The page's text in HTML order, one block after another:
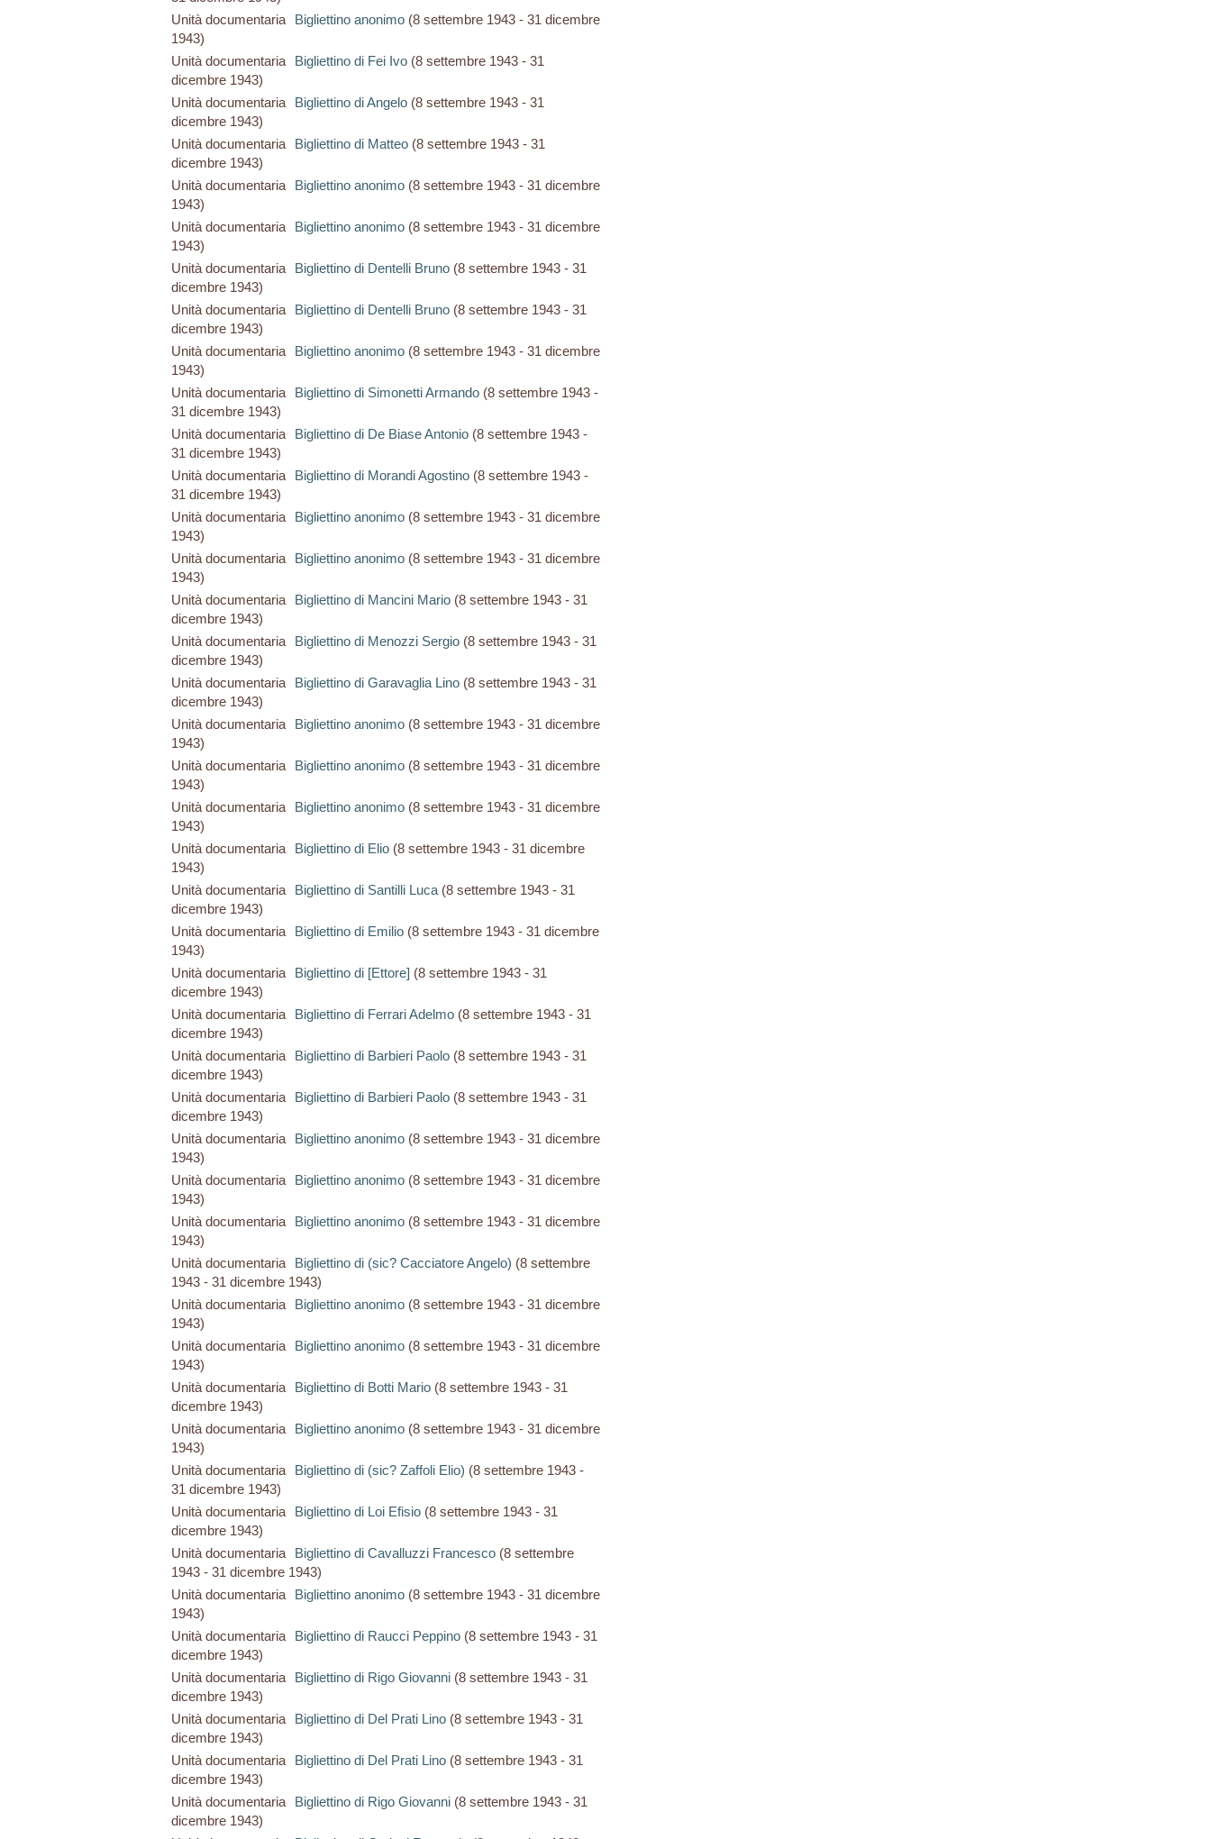
Unità documentaria
Bigliettino anonimo(8 settembre 1943 - 31 dicembre
1943)
Unità documentaria
Bigliettino di Fei Ivo(8 settembre 1943 - 31
dicembre 1943)
Unità documentaria
Bigliettino di Angelo(8 settembre 1943 - 31
dicembre 1943)
Unità documentaria
Bigliettino di Matteo(8 settembre 1943 - 31
dicembre 1943)
Unità documentaria
Bigliettino anonimo(8 settembre 1943 - 31 dicembre
1943)
Unità documentaria
Bigliettino anonimo(8 settembre 1943 - 31 dicembre
1943)
Unità documentaria
Bigliettino di Dentelli Bruno(8 settembre 1943 - 31
dicembre 1943)
Unità documentaria
Bigliettino di Dentelli Bruno(8 settembre 1943 - 31
dicembre 1943)
Unità documentaria
Bigliettino anonimo(8 settembre 1943 - 31 dicembre
1943)
Unità documentaria
Bigliettino di Simonetti Armando(8 settembre 1943 -
31 dicembre 1943)
Unità documentaria
Bigliettino di De Biase Antonio(8 settembre 1943 -
31 dicembre 1943)
Unità documentaria
Bigliettino di Morandi Agostino(8 settembre 1943 -
31 dicembre 1943)
Unità documentaria
Bigliettino anonimo(8 settembre 1943 - 31 dicembre
1943)
Unità documentaria
Bigliettino anonimo(8 settembre 1943 - 31 dicembre
1943)
Unità documentaria
Bigliettino di Mancini Mario(8 settembre 1943 - 31
dicembre 1943)
Unità documentaria
Bigliettino di Menozzi Sergio(8 settembre 1943 - 31
dicembre 1943)
Unità documentaria
Bigliettino di Garavaglia Lino(8 settembre 1943 - 31
dicembre 1943)
Unità documentaria
Bigliettino anonimo (8 settembre 1943 - 31 dicembre
1943)
Unità documentaria
Bigliettino anonimo (8 settembre 1943 - 31 dicembre
1943)
Unità documentaria
Bigliettino anonimo (8 settembre 1943 - 31 dicembre
1943)
Unità documentaria
Bigliettino di Elio(8 settembre 1943 - 31 dicembre
1943)
Unità documentaria
Bigliettino di Santilli Luca (8 settembre 1943 - 31
dicembre 1943)
Unità documentaria
Bigliettino di Emilio(8 settembre 1943 - 31 dicembre
1943)
Unità documentaria
Bigliettino di [Ettore] (8 settembre 1943 - 31
dicembre 1943)
Unità documentaria
Bigliettino di Ferrari Adelmo(8 settembre 1943 - 31
dicembre 1943)
Unità documentaria
Bigliettino di Barbieri Paolo (8 settembre 1943 - 31
dicembre 1943)
Unità documentaria
Bigliettino di Barbieri Paolo (8 settembre 1943 - 31
dicembre 1943)
Unità documentaria
Bigliettino anonimo (8 settembre 1943 - 31 dicembre
1943)
Unità documentaria
Bigliettino anonimo (8 settembre 1943 - 31 dicembre
1943)
Unità documentaria
Bigliettino anonimo (8 settembre 1943 - 31 dicembre
1943)
Unità documentaria
Bigliettino di (sic? Cacciatore Angelo) (8 settembre
1943 - 31 dicembre 1943)
Unità documentaria
Bigliettino anonimo (8 settembre 1943 - 31 dicembre
1943)
Unità documentaria
Bigliettino anonimo (8 settembre 1943 - 31 dicembre
1943)
Unità documentaria
Bigliettino di Botti Mario(8 settembre 1943 - 31
dicembre 1943)
Unità documentaria
Bigliettino anonimo (8 settembre 1943 - 31 dicembre
1943)
Unità documentaria
Bigliettino di (sic? Zaffoli Elio) (8 settembre 1943 -
31 dicembre 1943)
Unità documentaria
Bigliettino di Loi Efisio(8 settembre 1943 - 31
dicembre 1943)
Unità documentaria
Bigliettino di Cavalluzzi Francesco(8 settembre
1943 - 31 dicembre 1943)
Unità documentaria
Bigliettino anonimo (8 settembre 1943 - 31 dicembre
1943)
Unità documentaria
Bigliettino di Raucci Peppino(8 settembre 1943 - 31
dicembre 1943)
Unità documentaria
Bigliettino di Rigo Giovanni (8 settembre 1943 - 31
dicembre 1943)
Unità documentaria
Bigliettino di Del Prati Lino(8 settembre 1943 - 31
dicembre 1943)
Unità documentaria
Bigliettino di Del Prati Lino(8 settembre 1943 - 31
dicembre 1943)
Unità documentaria
Bigliettino di Rigo Giovanni(8 settembre 1943 - 31
dicembre 1943)